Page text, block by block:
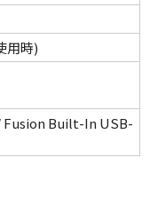
用時)
Fusion Built-In USB-